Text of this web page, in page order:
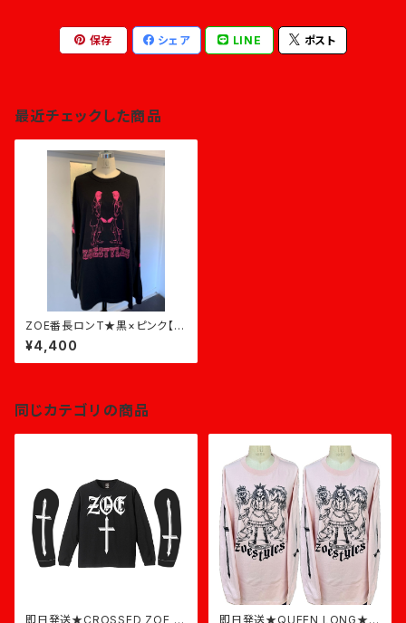
保存 シェア LINE ポスト
最近チェックした商品
ZOE番長ロンT★黒×ピンク【即
日発送】
¥4,400
同じカテゴリの商品
即日発送★CROSSED ZOE L 即日発送★QUEEN LONG★ラ